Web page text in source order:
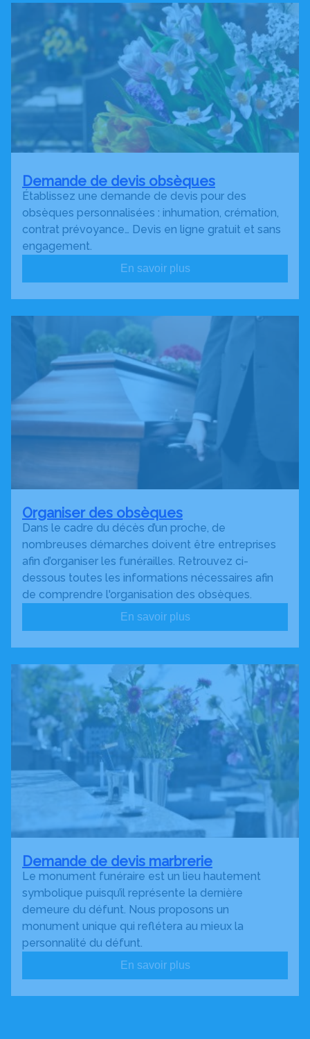
Demande de devis obsèques
Établissez une demande de devis pour des
obsèques personnalisées : inhumation, crémation,
contrat prévoyance… Devis en ligne gratuit et sans
engagement.
En savoir plus
Organiser des obsèques
Dans le cadre du décès d’un proche, de
nombreuses démarches doivent être entreprises
afin d’organiser les funérailles. Retrouvez ci-
dessous toutes les informations nécessaires afin
de comprendre l'organisation des obsèques.
En savoir plus
Demande de devis marbrerie
Le monument funéraire est un lieu hautement
symbolique puisqu’il représente la dernière
demeure du défunt. Nous proposons un
monument unique qui reflétera au mieux la
personnalité du défunt.
En savoir plus